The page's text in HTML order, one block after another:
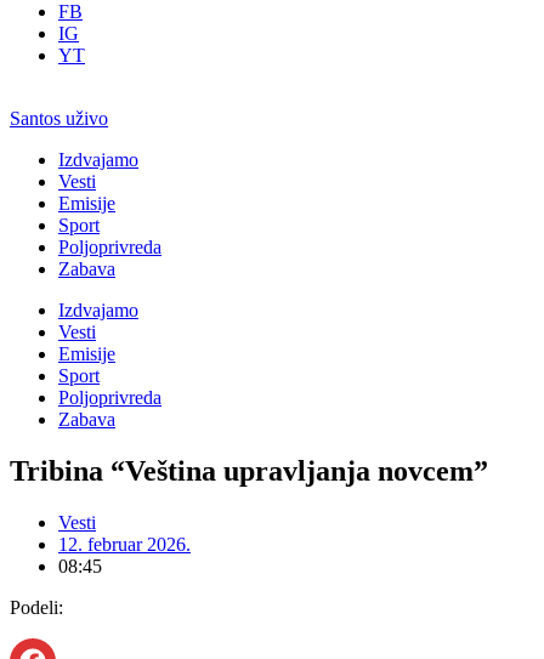
FB
IG
YT
Santos uživo
Izdvajamo
Vesti
Emisije
Sport
Poljoprivreda
Zabava
Izdvajamo
Vesti
Emisije
Sport
Poljoprivreda
Zabava
Tribina “Veština upravljanja novcem”
Vesti
12. februar 2026.
08:45
Podeli: